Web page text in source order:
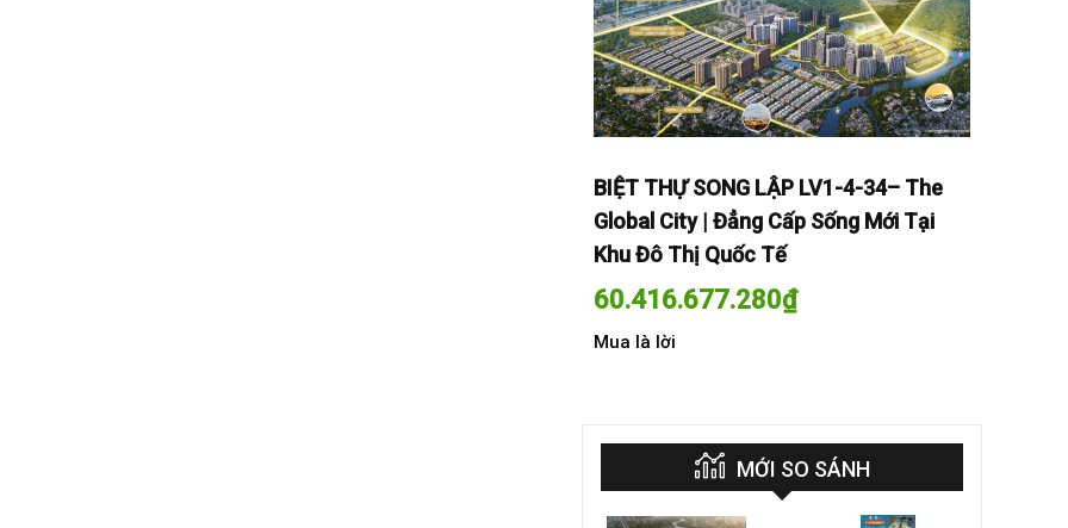
BIỆT THỰ SONG LẬP LV1-4-34– The
Global City | Đẳng Cấp Sống Mới Tại
Khu Đô Thị Quốc Tế
60.416.677.280₫
Mua là lời
MỚI SO SÁNH